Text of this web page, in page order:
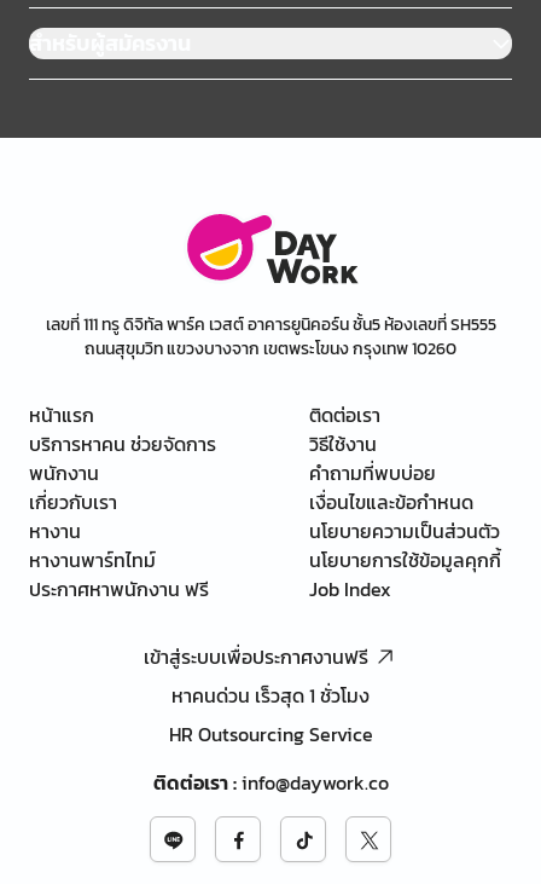
สำหรับผู้สมัครงาน
เลขที่ 111 ทรู ดิจิทัล พาร์ค เวสต์ อาคารยูนิคอร์น ชั้น5 ห้องเลขที่ SH555
ถนนสุขุมวิท แขวงบางจาก เขตพระโขนง กรุงเทพ 10260
หน้าแรก
บริการหาคน ช่วยจัดการ
พนักงาน
เกี่ยวกับเรา
หางาน
หางานพาร์ทไทม์
ประกาศหาพนักงาน ฟรี
ติดต่อเรา
วิธีใช้งาน
คำถามที่พบบ่อย
เงื่อนไขและข้อกำหนด
นโยบายความเป็นส่วนตัว
นโยบายการใช้ข้อมูลคุกกี้
Job Index
เข้าสู่ระบบเพื่อประกาศงานฟรี
หาคนด่วน เร็วสุด 1 ชั่วโมง
HR Outsourcing Service
ติดต่อเรา:info@daywork.co